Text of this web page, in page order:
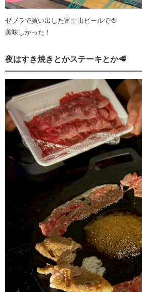
ゼブラで買い出した富士山ビールで🍻
美味しかった！
夜はすき焼きとかステーキとか🥩